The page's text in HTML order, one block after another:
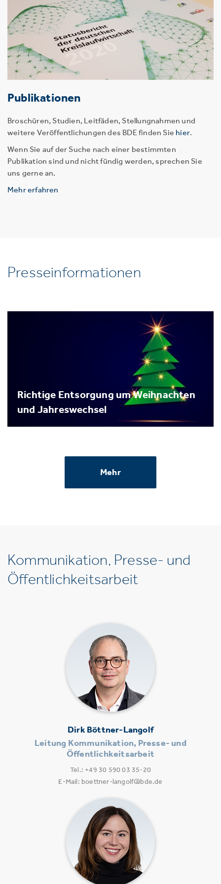
Publikationen
Broschüren, Studien, Leitfäden, Stellungnahmen und
weitere Veröffentlichungen des BDE finden Sie hier.
Wenn Sie auf der Suche nach einer bestimmten
Publikation sind und nicht fündig werden, sprechen Sie
uns gerne an.
Mehr erfahren
Presseinformationen
Richtige Entsorgung um Weihnachten
und Jahreswechsel
Mehr
Kommunikation, Presse- und
Öffentlichkeitsarbeit
Dirk Böttner-Langolf
Leitung Kommunikation, Presse- und
Öffentlichkeitsarbeit
Tel.: +49 30 590 03 35-20
E-Mail: boettner-langolf@bde.de